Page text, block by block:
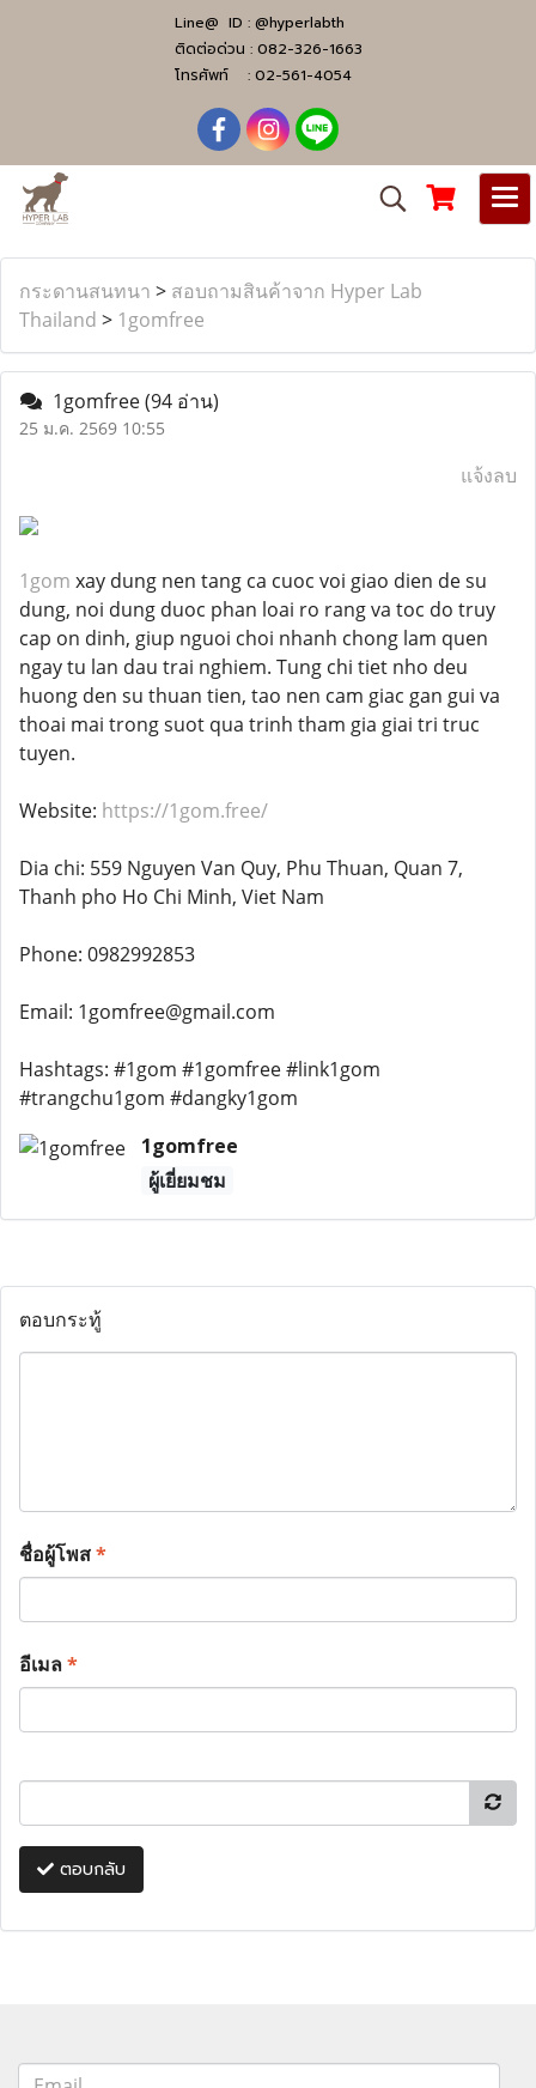
Line@ ID : @hyperlabth
ติดต่อด่วน : 082-326-1663
โทรศัพท์ : 02-561-4054
กระดานสนทนา > สอบถามสินค้าจาก Hyper Lab
Thailand > 1gomfree
1gomfree(94 อ่าน)
25 ม.ค. 2569 10:55
แจ้งลบ
1gom xay dung nen tang ca cuoc voi giao dien de su
dung, noi dung duoc phan loai ro rang va toc do truy
cap on dinh, giup nguoi choi nhanh chong lam quen
ngay tu lan dau trai nghiem. Tung chi tiet nho deu
huong den su thuan tien, tao nen cam giac gan gui va
thoai mai trong suot qua trinh tham gia giai tri truc
tuyen.
Website: https://1gom.free/
Dia chi: 559 Nguyen Van Quy, Phu Thuan, Quan 7,
Thanh pho Ho Chi Minh, Viet Nam
Phone: 0982992853
Email: 1gomfree@gmail.com
Hashtags: #1gom #1gomfree #link1gom
#trangchu1gom #dangky1gom
1gomfree
ผู้เยี่ยมชม
ตอบกระทู้
ชื่อผู้โพส*
อีเมล*
ตอบกลับ